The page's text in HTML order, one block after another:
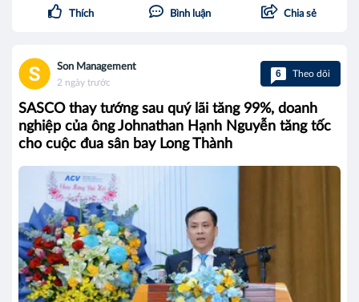
Thích Bình luận Chia sẻ
Son Management
2 ngày trước
6 Theo dõi
SASCO thay tướng sau quý lãi tăng 99%, doanh
nghiệp của ông Johnathan Hạnh Nguyễn tăng tốc
cho cuộc đua sân bay Long Thành